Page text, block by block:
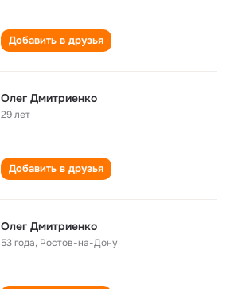
Добавить в друзья
Олег Дмитриенко
29 лет
Добавить в друзья
Олег Дмитриенко
53 года, Ростов-на-Дону